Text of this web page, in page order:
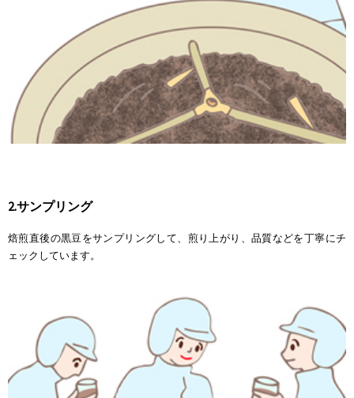
2.サンプリング
焙煎直後の黒豆をサンプリングして、煎り上がり、品質などを丁寧にチ
ェックしています。